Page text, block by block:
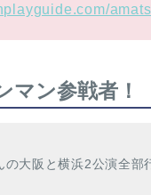
マン参戦者！
の大阪と横浜2公演全部